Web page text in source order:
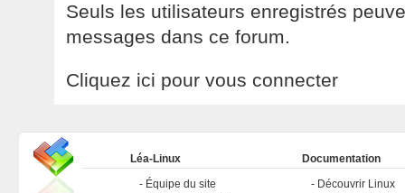
Seuls les utilisateurs enregistrés
messages dans ce forum.
Cliquez ici pour vous connecter
Léa-Linux
Équipe du site
Documentation
Découvrir Linux